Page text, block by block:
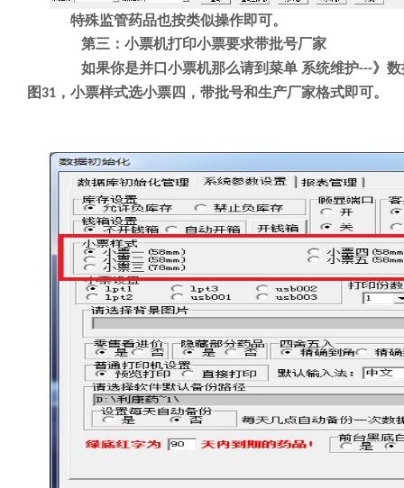
特殊监管药品也按类似操作即可。
第三：小票机打印小票要求带批号厂家
如果你是并口小票机那么请到菜单 系统维护---》
图31 ，小票样式选小票四，带批号和生产厂家格式即可。